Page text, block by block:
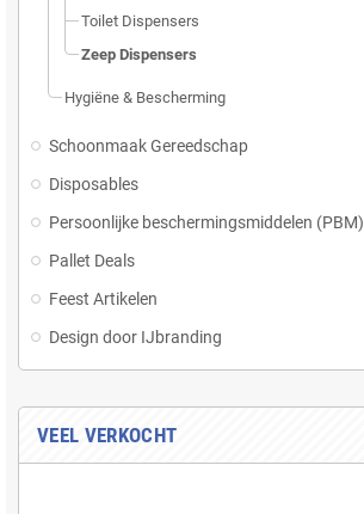
Toilet Dispensers
Zeep Dispensers
Hygiëne & Bescherming
Schoonmaak Gereedschap
Disposables
Persoonlijke beschermingsmiddelen (PBM)
Pallet Deals
Feest Artikelen
Design door IJbranding
VEEL VERKOCHT